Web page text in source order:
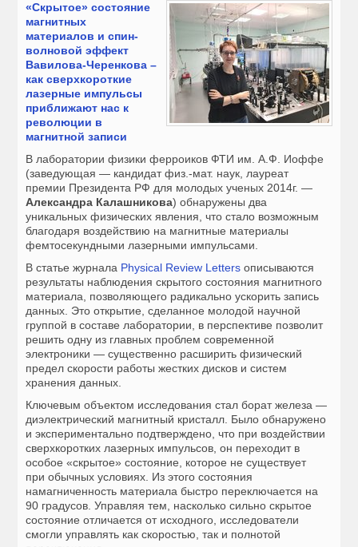
«Скрытое» состояние
магнитных
материалов и спин-
волновой эффект
Вавилова-Черенкова –
как сверхкороткие
лазерные импульсы
приближают нас к
революции в
магнитной записи
В лаборатории физики ферроиков ФТИ им. А.Ф. Иоффе
(заведующая — кандидат физ.-мат. наук, лауреат
премии Президента РФ для молодых ученых 2014г. —
Александра Калашникова) обнаружены два
уникальных физических явления, что стало возможным
благодаря воздействию на магнитные материалы
фемтосекундными лазерными импульсами.
В статье журнала Physical Review Letters описываются
результаты наблюдения скрытого состояния магнитного
материала, позволяющего радикально ускорить запись
данных. Это открытие, сделанное молодой научной
группой в составе лаборатории, в перспективе позволит
решить одну из главных проблем современной
электроники — существенно расширить физический
предел скорости работы жестких дисков и систем
хранения данных.
Ключевым объектом исследования стал борат железа —
диэлектрический магнитный кристалл. Было обнаружено
и экспериментально подтверждено, что при воздействии
сверхкоротких лазерных импульсов, он переходит в
особое «скрытое» состояние, которое не существует
при обычных условиях. Из этого состояния
намагниченность материала быстро переключается на
90 градусов. Управляя тем, насколько сильно скрытое
состояние отличается от исходного, исследователи
смогли управлять как скоростью, так и полнотой